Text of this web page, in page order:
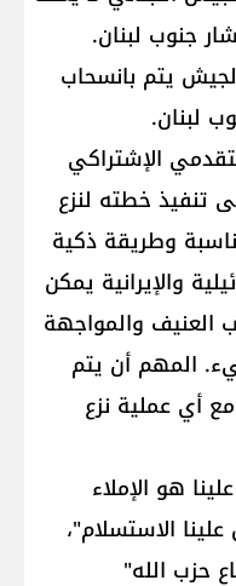
جنوب لبنان.
يتم بانسحاب
لبنان.
الإشتراكي
تنفيذ خطته لنزع
وطريقة ذكية
والإيرانية يمكن
العنيف والمواجهة
المهم أن يتم
مع أي عملية نزع
هو الإملاء
الاستسلام"،
حزب الله"